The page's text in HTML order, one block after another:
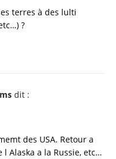
terres à des lulti
?
dit :
des USA. Retour a
Alaska a la Russie, etc…